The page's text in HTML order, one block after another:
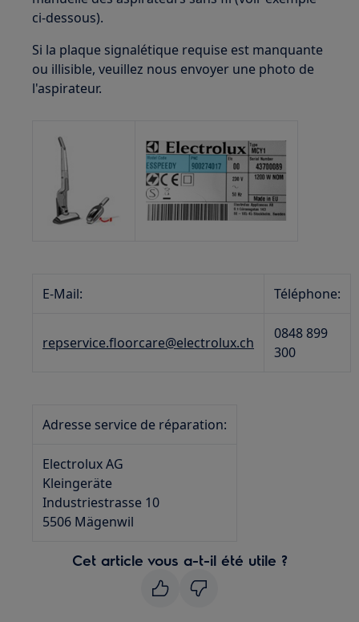
ci-dessous).
Si la plaque signalétique requise est manquante
ou illisible, veuillez nous envoyer une photo de
l'aspirateur.
E-Mail: Téléphone:
repservice.floorcare@electrolux.ch
0848 899
300
Adresse service de réparation:
Electrolux AG
Kleingeräte
Industriestrasse 10
5506 Mägenwil
Cet article vous a-t-il été utile ?